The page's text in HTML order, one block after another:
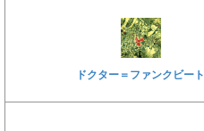
ドクター＝ファンクビート